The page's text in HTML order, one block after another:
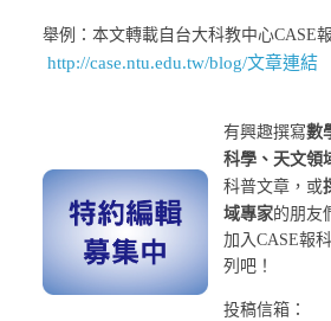
舉例：本文轉載自台大科教中心CASE
http://case.ntu.edu.tw/blog/文章連結
有興趣撰寫數
科學、天文領
科普文章，或
域專家的朋友
加入CASE報
列吧！
投稿信箱：